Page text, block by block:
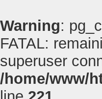
Warning:
FATAL:
superuser
/home/www/